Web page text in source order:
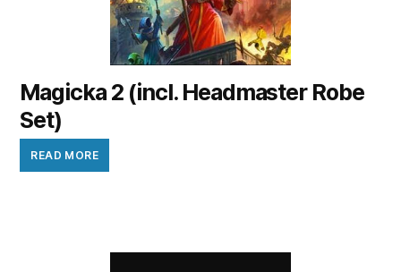
Magicka 2 (incl. Headmaster Robe
Set)
READ MORE